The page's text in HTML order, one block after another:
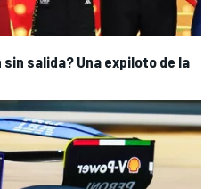
sin salida? Una expiloto de la